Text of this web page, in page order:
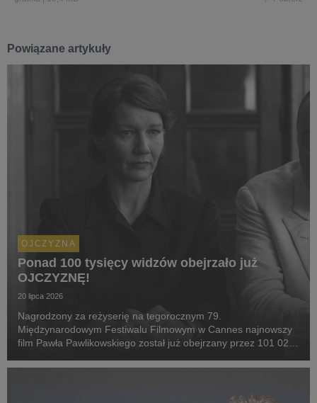
Powiązane artykuły
OJCZYZNA
Ponad 100 tysięcy widzów obejrzało już
OJCZYZNĘ!
20 lipca 2026
Nagrodzony za reżyserię na tegorocznym 79.
Międzynarodowym Festiwalu Filmowym w Cannes najnowszy
film Pawła Pawlikowskiego został już obejrzany przez 101 023